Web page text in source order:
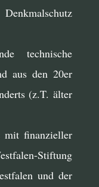
technische
aus den 20er
(z.T. älter
mit finanzieller
Stiftung
und der